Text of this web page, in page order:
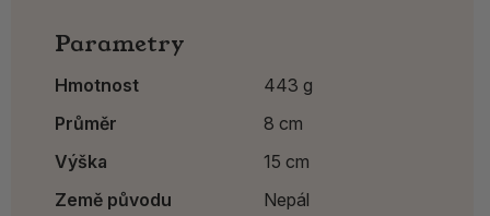
Parametry
Hmotnost
443 g
Průměr
8 cm
Výška
15 cm
Země původu
Nepál